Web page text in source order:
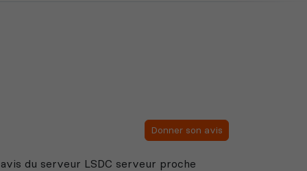
Donner son avis
du serveur LSDC serveur proche